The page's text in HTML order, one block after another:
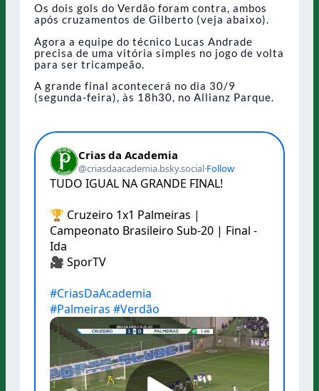
Os dois gols do Verdão foram contra, ambos
após cruzamentos de Gilberto (veja abaixo).
Agora a equipe do técnico Lucas Andrade
precisa de uma vitória simples no jogo de volta
para ser tricampeão.
A grande final acontecerá no dia 30/9
(segunda-feira), às 18h30, no Allianz Parque.